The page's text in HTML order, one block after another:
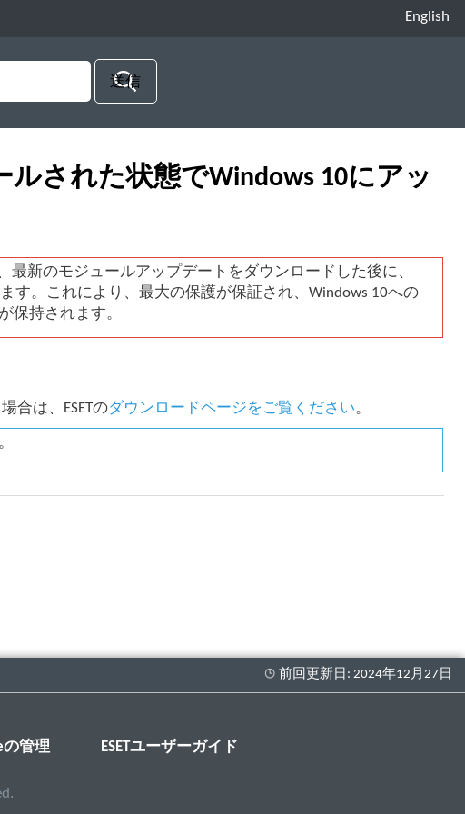
English
ルされた状態でWindows 10にアッ
最新のモジュールアップデートをダウンロードした後に、
す。これにより、最大の保護が保証され、Windows 10への
保持されます。
合は、ESETのダウンロードページをご覧ください。
。
の管理 ESETユーザーガイド